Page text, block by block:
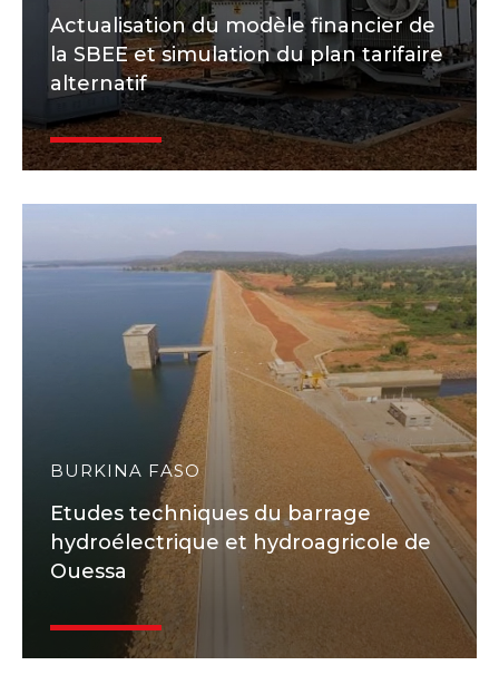
Actualisation du modèle financier de
la SBEE et simulation du plan tarifaire
alternatif
BURKINA FASO
Etudes techniques du barrage
hydroélectrique et hydroagricole de
Ouessa